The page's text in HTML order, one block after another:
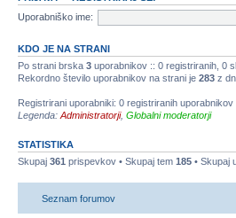
Uporabniško ime:
KDO JE NA STRANI
Po strani brska 3 uporabnikov :: 0 registriranih, 0
Rekordno število uporabnikov na strani je 283 z
Registrirani uporabniki: 0 registriranih uporabnikov
Legenda: Administratorji, Globalni moderatorji
STATISTIKA
Skupaj 361 prispevkov • Skupaj tem 185 • Skupaj
Seznam forumov